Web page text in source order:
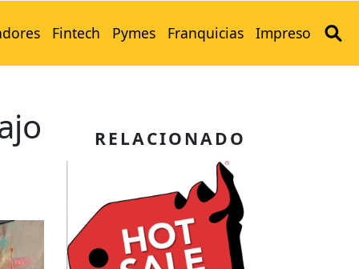
Fintech Pymes Franquicias Impreso
RELACIONADO